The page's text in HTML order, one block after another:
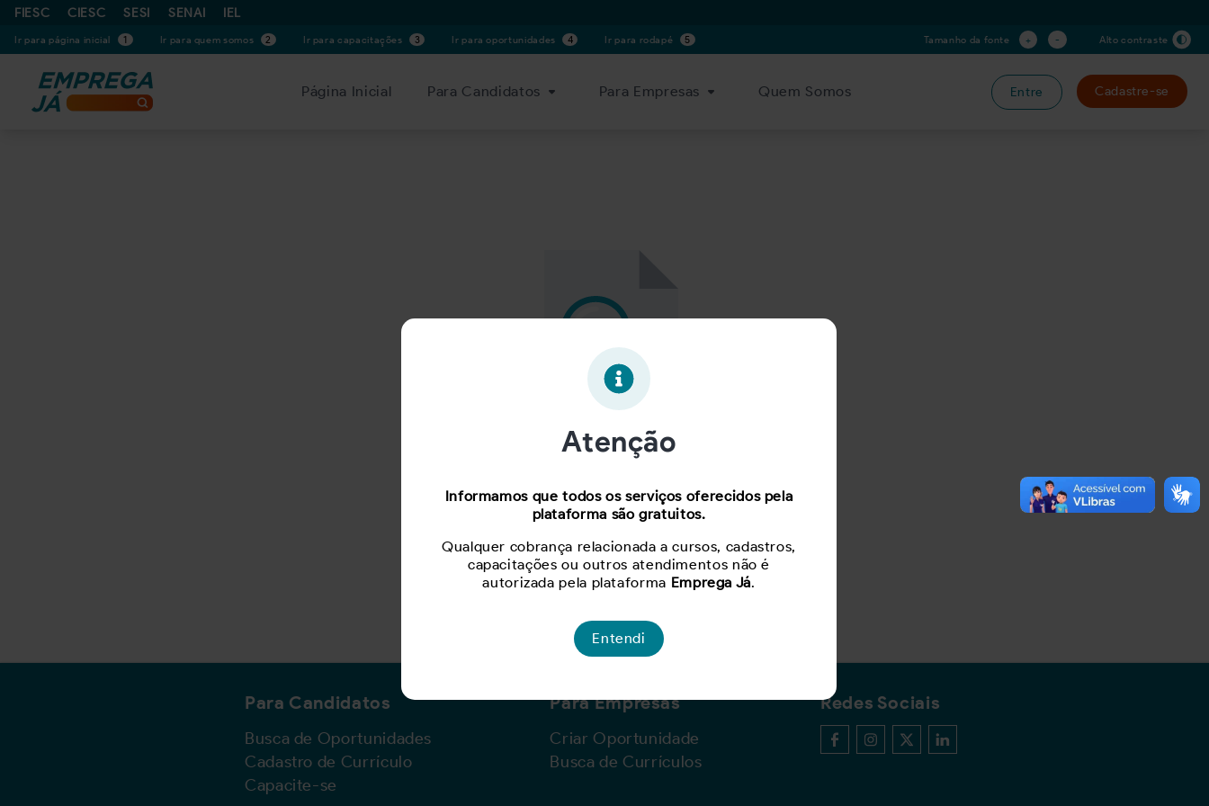
FIESC CIESC SESI SENAI IEL
Ir para página inicial 1 Ir para quem somos 2 Ir para capacitações 3 Ir para oportunidades 4 Ir para rodapé 5 Tamanho da fonte + - Alto contraste
Página Inicial Para Candidatos Para Empresas Quem Somos Entre Cadastre-se
Oportunidade expirada!
Para Candidatos
Busca de Oportunidades
Cadastro de Currículo
Capacite-se
Para Empresas
Criar Oportunidade
Busca de Currículos
Redes Sociais
Atenção
Informamos que todos os serviços oferecidos pela
plataforma são gratuitos.
Qualquer cobrança relacionada a cursos, cadastros,
capacitações ou outros atendimentos não é
autorizada pela plataforma Emprega Já.
Entendi